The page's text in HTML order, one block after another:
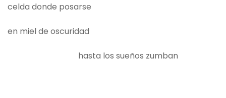
celda donde posarse
en miel de oscuridad
hasta los sueños zumban